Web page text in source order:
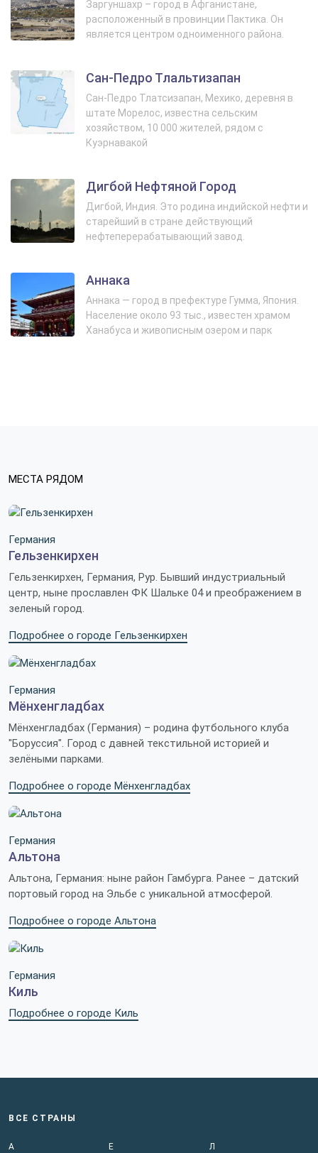
Заргуншахр – город в Афганистане,
расположенный в провинции Пактика. Он
является центром одноименного района.
Сан-Педро Тлальтизапан
Сан-Педро Тлатсизапан, Мехико, деревня в
штате Морелос, известна сельским
хозяйством, 10 000 жителей, рядом с
Куэрнавакой
Дигбой Нефтяной Город
Дигбой, Индия. Это родина индийской нефти и
старейший в стране действующий
нефтеперерабатывающий завод.
Аннака
Аннака — город в префектуре Гумма, Япония.
Население около 93 тыс., известен храмом
Ханабуса и живописным озером и парк
МЕСТА РЯДОМ
Германия
Гельзенкирхен
Гельзенкирхен, Германия, Рур. Бывший индустриальный
центр, ныне прославлен ФК Шальке 04 и преображением в
зеленый город.
Подробнее о городе Гельзенкирхен
Германия
Мёнхенгладбах
Мёнхенгладбах (Германия) – родина футбольного клуба
"Боруссия". Город с давней текстильной историей и
зелёными парками.
Подробнее о городе Мёнхенгладбах
Германия
Альтона
Альтона, Германия: ныне район Гамбурга. Ранее – датский
портовый город на Эльбе с уникальной атмосферой.
Подробнее о городе Альтона
Германия
Киль
Подробнее о городе Киль
ВСЕ СТРАНЫ
А
Е
Л